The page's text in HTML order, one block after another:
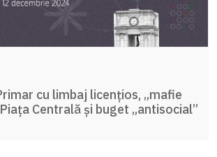
cu limbaj licențios, „mafie
Centrală și buget „antisocial”